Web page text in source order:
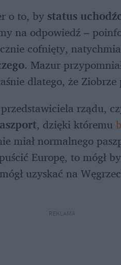
o to, by status
na odpowiedź –
. Mazur
dlatego, że
rządu,
, dzięki któremu
miał normalnego
Europę, to mógł
uzyskać na
REKLAMA